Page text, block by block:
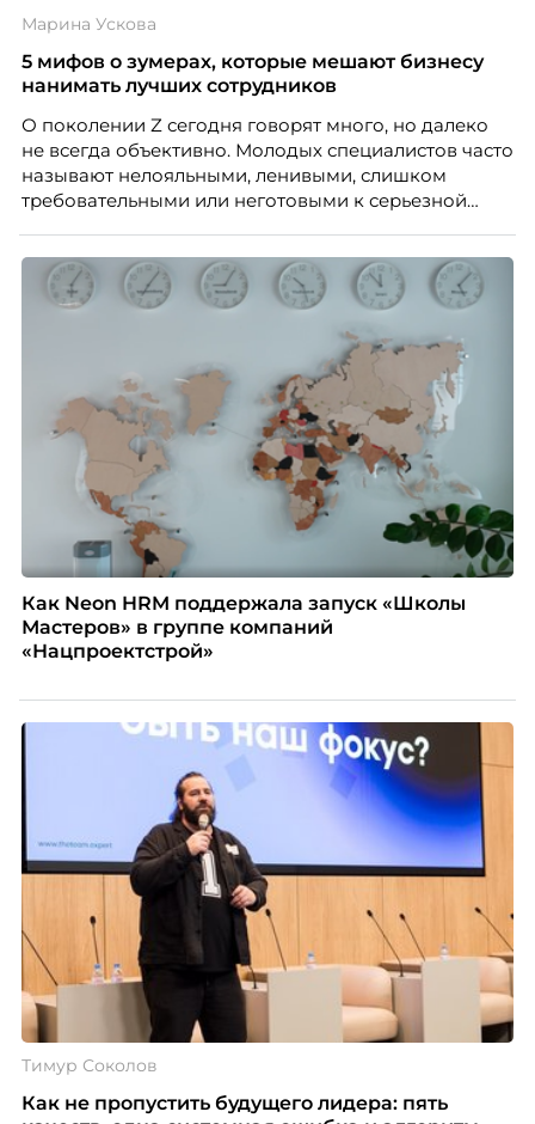
по работе с персоналом Инфомаксимум,
рассказывает, как выстроить адаптацию
распределенной команды без лишнего контроля и
Марина Ускова
5 мифов о зумерах, которые мешают бизнесу
нанимать лучших сотрудников
О поколении Z сегодня говорят много, но далеко
не всегда объективно. Молодых специалистов часто
называют нелояльными, ленивыми, слишком
требовательными или неготовыми к серьезной
кадровых ошибок. В этой статье Марина Ускова,
руководитель отдела подбора персонала
рекрутинговой компании, разбирает самые
распространенные мифы о зумерах и объясняет,
почему устаревшие представления мешают
бизнесу находить и удерживать сильных
сотрудников.
Как Neon HRM поддержала запуск «Школы
Мастеров» в группе компаний
«Нацпроектстрой»
Тимур Соколов
Как не пропустить будущего лидера: пять